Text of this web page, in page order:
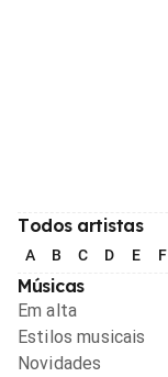
Todos artistas
A B C D E F
Músicas
Em alta
Estilos musicais
Novidades